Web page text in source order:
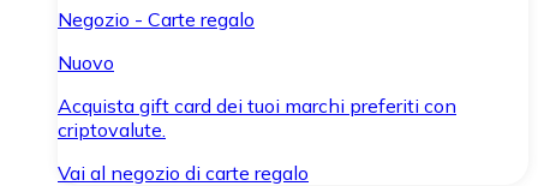
Negozio - Carte regalo
Nuovo
Acquista gift card dei tuoi marchi preferiti con
criptovalute.
Vai al negozio di carte regalo